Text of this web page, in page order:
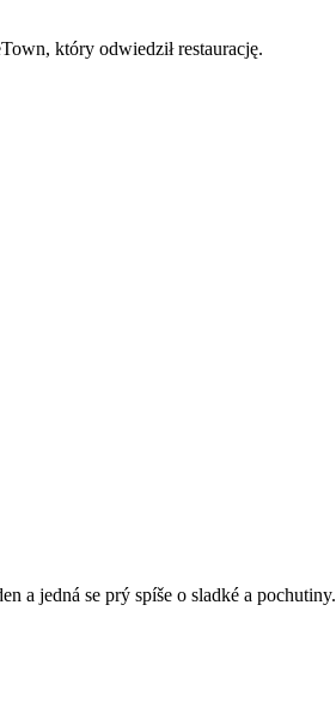
który odwiedził restaurację.
a jedná se prý spíše o sladké a pochutiny.